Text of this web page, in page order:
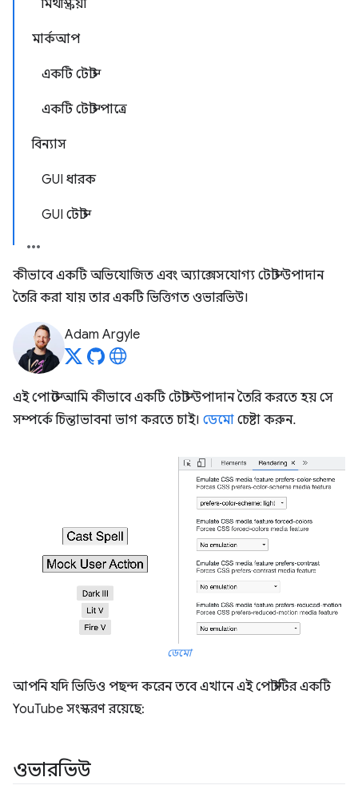
মিথস্ক্রিয়া
মার্কআপ
একটি টোস্ট
একটি টোস্ট পাত্রে
বিন্যাস
GUI ধারক
GUI টোস্ট
কীভাবে একটি অভিযোজিত এবং অ্যাক্সেসযোগ্য টোস্ট উপাদান
তৈরি করা যায় তার একটি ভিত্তিগত ওভারভিউ।
Adam Argyle
এই পোস্টে আমি কীভাবে একটি টোস্ট উপাদান তৈরি করতে হয় সে
সম্পর্কে চিন্তাভাবনা ভাগ করতে চাই। ডেমো চেষ্টা করুন.
ডেমো
আপনি যদি ভিডিও পছন্দ করেন তবে এখানে এই পোস্টটির একটি
YouTube সংস্করণ রয়েছে:
ওভারভিউ